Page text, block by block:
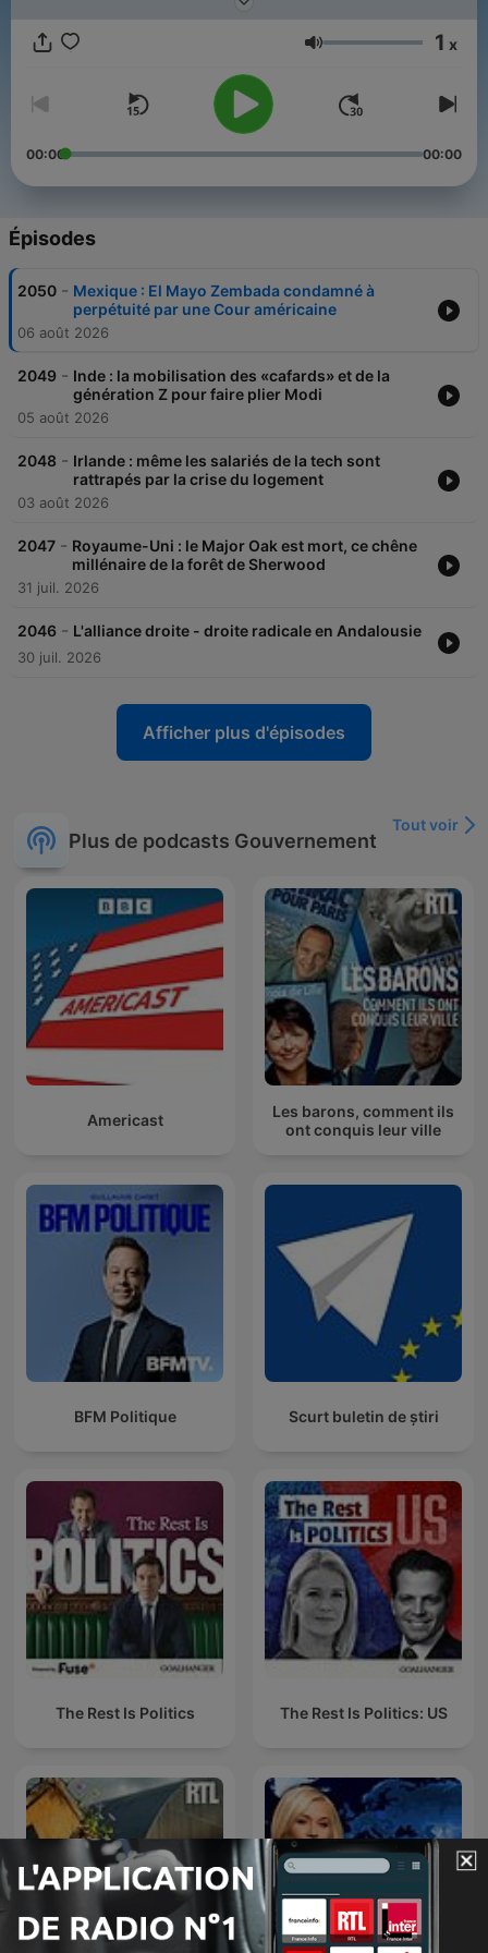
Volume 1 x
00:00 00:00
Épisodes
2050 - Mexique : El Mayo Zembada condamné à
perpétuité par une Cour américaine
06 août 2026
2049 - Inde : la mobilisation des «cafards» et de la
génération Z pour faire plier Modi
05 août 2026
2048 - Irlande : même les salariés de la tech sont
rattrapés par la crise du logement
03 août 2026
2047 - Royaume-Uni : le Major Oak est mort, ce chêne
millénaire de la forêt de Sherwood
31 juil. 2026
2046 - L'alliance droite - droite radicale en Andalousie
30 juil. 2026
Afficher plus d'épisodes
Plus de podcasts Gouvernement
Tout voir
Americast
Les barons, comment ils
ont conquis leur ville
BFM Politique Scurt buletin de știri
The Rest Is Politics The Rest Is Politics: US